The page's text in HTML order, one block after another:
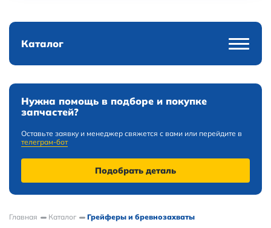
Каталог
Нужна помощь в подборе и покупке
запчастей?
Оставьте заявку и менеджер свяжется с вами или перейдите в
телеграм-бот
Подобрать деталь
Главная Каталог Грейферы и бревнозахваты